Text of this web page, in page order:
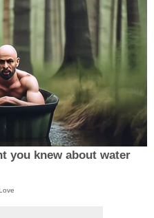
you knew about water